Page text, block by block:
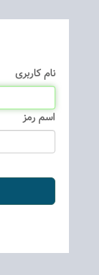
نام كاربری
اسم رمز